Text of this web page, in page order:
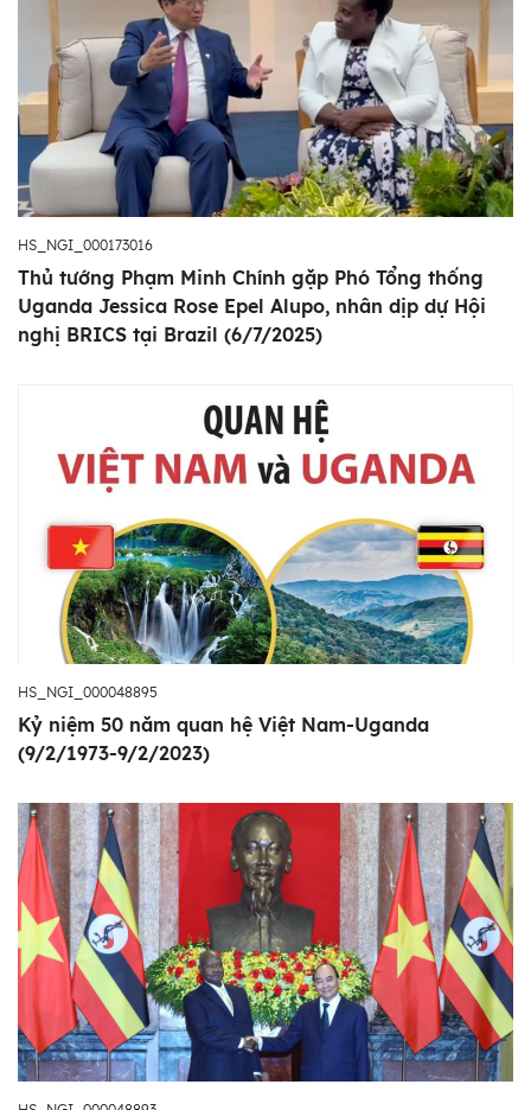
HS_NGI_000173016
Thủ tướng Phạm Minh Chính gặp Phó Tổng thống
Uganda Jessica Rose Epel Alupo, nhân dịp dự Hội
nghị BRICS tại Brazil (6/7/2025)
HS_NGI_000048895
Kỷ niệm 50 năm quan hệ Việt Nam-Uganda
(9/2/1973-9/2/2023)